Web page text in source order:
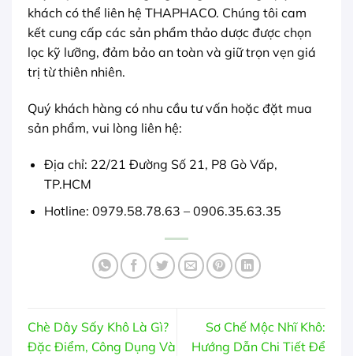
khách có thể liên hệ THAPHACO. Chúng tôi cam
kết cung cấp các sản phẩm thảo dược được chọn
lọc kỹ lưỡng, đảm bảo an toàn và giữ trọn vẹn giá
trị từ thiên nhiên.
Quý khách hàng có nhu cầu tư vấn hoặc đặt mua
sản phẩm, vui lòng liên hệ:
Địa chỉ: 22/21 Đường Số 21, P8 Gò Vấp,
TP.HCM
Hotline: 0979.58.78.63 – 0906.35.63.35
Chè Dây Sấy Khô Là Gì?
Đặc Điểm, Công Dụng Và
Sơ Chế Mộc Nhĩ Khô:
Hướng Dẫn Chi Tiết Để